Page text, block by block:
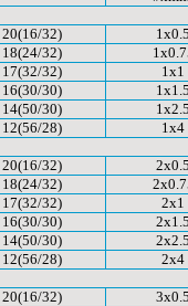
20(16/32)
18(24/32)
17(32/32)
1x1
16(30/30)
14(50/30)
12(56/28)
1x4
20(16/32)
18(24/32)
17(32/32)
2x1
16(30/30)
14(50/30)
12(56/28)
2x4
20(16/32)